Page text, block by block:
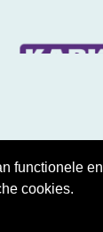
functionele en
cookies.
vragen